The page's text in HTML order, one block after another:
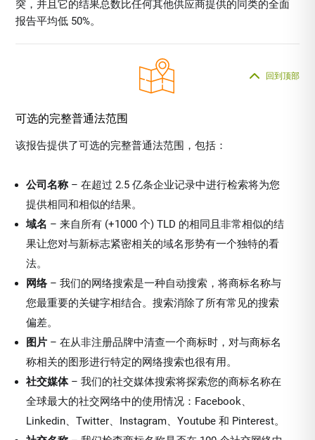
突，并且它的结果总数比任何其他供应商提供的同类的全面
报告平均低 50%。
可选的完整普通法范围
回到顶部
该报告提供了可选的完整普通法范围，包括：
公司名称– 在超过 2.5 亿条企业记录中进行检索将为您
提供相同和相似的结果。
域名 – 来自所有 (+1000 个) TLD 的相同且非常相似的结
果让您对与新标志紧密相关的域名形势有一个独特的看
法。
网络– 我们的网络搜索是一种自动搜索，将商标名称与
您最重要的关键字相结合。搜索消除了所有常见的搜索
偏差。
图片 – 在从非注册品牌中清查一个商标时，对与商标名
称相关的图形进行特定的网络搜索也很有用。
社交媒体– 我们的社交媒体搜索将探索您的商标名称在
全球最大的社交网络中的使用情况：Facebook、
Linkedin、Twitter、Instagram、Youtube 和 Pinterest。